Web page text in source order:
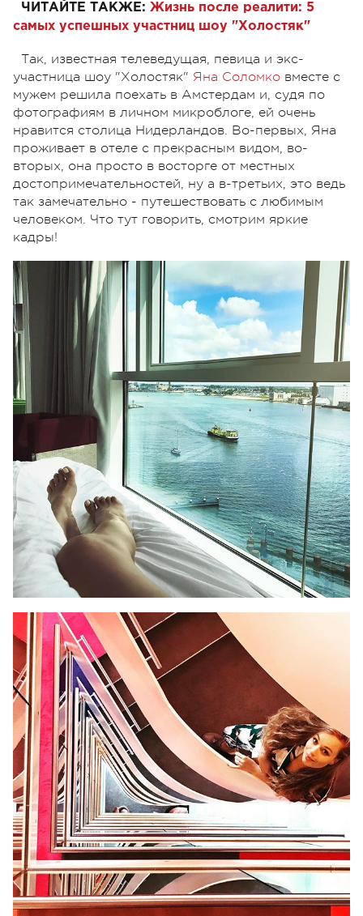
ЧИТАЙТЕ ТАКЖЕ: Жизнь после реалити: 5
самых успешных участниц шоу "Холостяк"
Так, известная телеведущая, певица и экс-
участница шоу "Холостяк" Яна Соломко вместе с
мужем решила поехать в Амстердам и, судя по
фотографиям в личном микроблоге, ей очень
нравится столица Нидерландов. Во-первых, Яна
проживает в отеле с прекрасным видом, во-
вторых, она просто в восторге от местных
достопримечательностей, ну а в-третьих, это ведь
так замечательно - путешествовать с любимым
человеком. Что тут говорить, смотрим яркие
кадры!